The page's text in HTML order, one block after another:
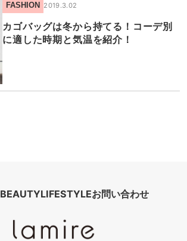
FASHION 2019.3.02
カゴバッグは冬から持てる！コーデ別
に適した時期と気温を紹介！
BEAUTYLIFESTYLEお問い合わせ